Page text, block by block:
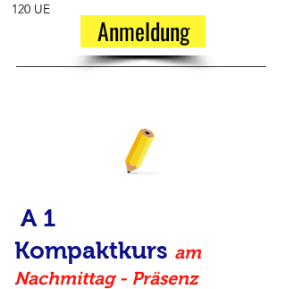
120 UE
Anmeldung
A 1
Kompaktkurs am
Nachmittag - Präsenz